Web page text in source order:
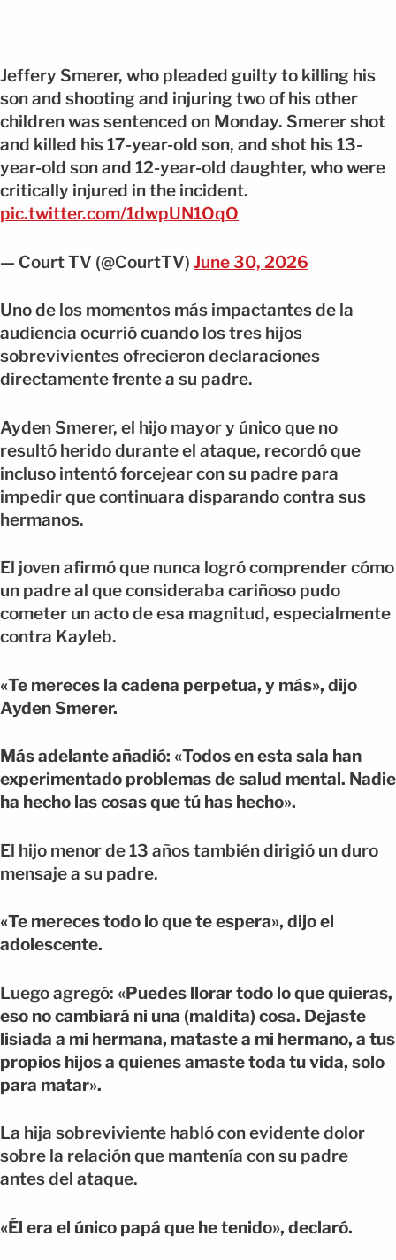
Jeffery Smerer, who pleaded guilty to killing his
son and shooting and injuring two of his other
children was sentenced on Monday. Smerer shot
and killed his 17-year-old son, and shot his 13-
year-old son and 12-year-old daughter, who were
critically injured in the incident.
pic.twitter.com/1dwpUN1OqO
— Court TV (@CourtTV) June 30, 2026
Uno de los momentos más impactantes de la
audiencia ocurrió cuando los tres hijos
sobrevivientes ofrecieron declaraciones
directamente frente a su padre.
Ayden Smerer, el hijo mayor y único que no
resultó herido durante el ataque, recordó que
incluso intentó forcejear con su padre para
impedir que continuara disparando contra sus
hermanos.
El joven afirmó que nunca logró comprender cómo
un padre al que consideraba cariñoso pudo
cometer un acto de esa magnitud, especialmente
contra Kayleb.
«Te mereces la cadena perpetua, y más», dijo
Ayden Smerer.
Más adelante añadió: «Todos en esta sala han
experimentado problemas de salud mental. Nadie
ha hecho las cosas que tú has hecho».
El hijo menor de 13 años también dirigió un duro
mensaje a su padre.
«Te mereces todo lo que te espera», dijo el
adolescente.
Luego agregó: «Puedes llorar todo lo que quieras,
eso no cambiará ni una (maldita) cosa. Dejaste
lisiada a mi hermana, mataste a mi hermano, a tus
propios hijos a quienes amaste toda tu vida, solo
para matar».
La hija sobreviviente habló con evidente dolor
sobre la relación que mantenía con su padre
antes del ataque.
«Él era el único papá que he tenido», declaró.